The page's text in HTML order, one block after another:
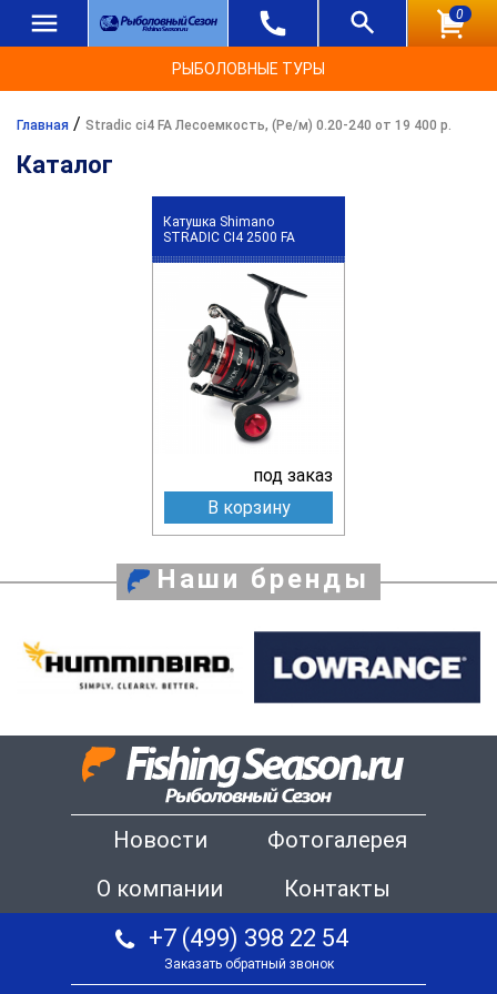
0
РЫБОЛОВНЫЕ ТУРЫ
Главная / Stradic ci4 FA Лесоемкость, (Ре/м) 0.20-240 от 19 400 р.
Каталог
Катушка Shimano
STRADIC CI4 2500 FA
под заказ
В корзину
Наши бренды
Новости
Фотогалерея
О компании
Контакты
+7 (499) 398 22 54
Заказать обратный звонок